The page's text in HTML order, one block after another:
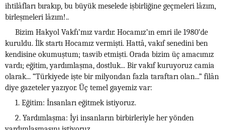
ihtilâfları bırakıp, bu büyük meselede işbirliğine geçmeleri lâzım,
birleşmeleri lâzım!..
Bizim Hakyol Vakfı’mız vardır. Hocamız’ın emri ile 1980’de
kuruldu. İlk startı Hocamız vermişti. Hattâ, vakıf senedini ben
kendisine okumuştum; tasvib etmişti. Orada bizim üç amacımız
vardı; eğitim, yardımlaşma, dostluk... Bir vakıf kuruyoruz camia
olarak... “Türkiyede işte bir milyondan fazla taraftarı olan...” filân
diye gazeteler yazıyor. Üç temel gayemiz var:
1. Eğitim: İnsanları eğitmek istiyoruz.
2. Yardımlaşma: İyi insanların birbirleriyle her yönden